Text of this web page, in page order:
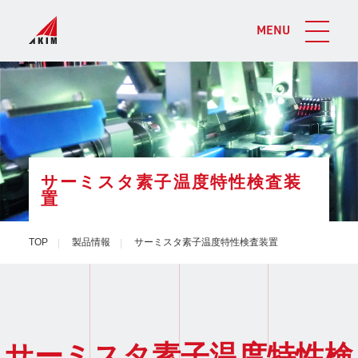
MENU
サーミスタ素子温度特性検査装
置
TOP 製品情報 サーミスタ素子温度特性検査装置